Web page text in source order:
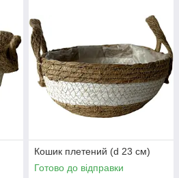
Кошик плетений (d 23 см)
Готово до відправки